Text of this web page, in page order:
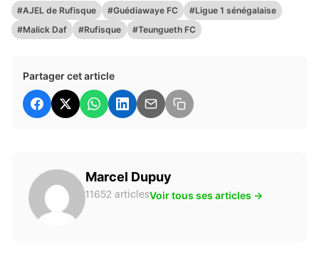
#AJEL de Rufisque #Guédiawaye FC
#Ligue 1 sénégalaise
#Malick Daf
#Rufisque #Teungueth FC
Partager cet article
Marcel Dupuy
11652 articlesVoir tous ses articles →